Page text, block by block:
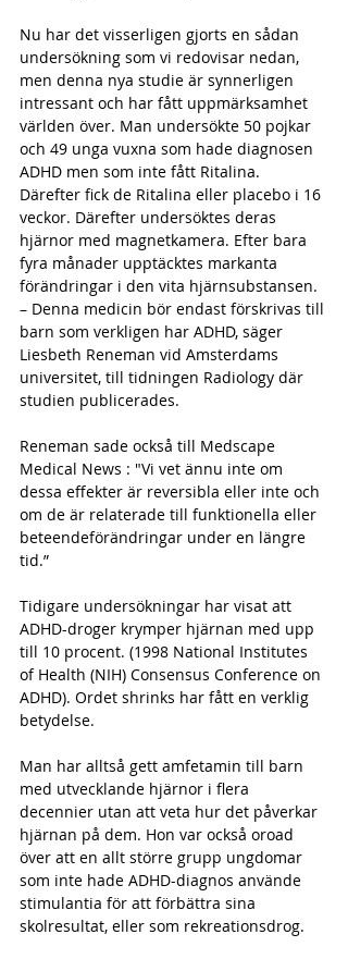
Nu har det visserligen gjorts en sådan
undersökning som vi redovisar nedan,
men denna nya studie är synnerligen
intressant och har fått uppmärksamhet
världen över. Man undersökte 50 pojkar
och 49 unga vuxna som hade diagnosen
ADHD men som inte fått Ritalina.
Därefter fick de Ritalina eller placebo i 16
veckor. Därefter undersöktes deras
hjärnor med magnetkamera. Efter bara
fyra månader upptäcktes markanta
förändringar i den vita hjärnsubstansen.
– Denna medicin bör endast förskrivas till
barn som verkligen har ADHD, säger
Liesbeth Reneman vid Amsterdams
universitet, till tidningen Radiology där
studien publicerades.
Reneman sade också till Medscape
Medical News : "Vi vet ännu inte om
dessa effekter är reversibla eller inte och
om de är relaterade till funktionella eller
beteendeförändringar under en längre
tid.”
Tidigare undersökningar har visat att
ADHD-droger krymper hjärnan med upp
till 10 procent. (1998 National Institutes
of Health (NIH) Consensus Conference on
ADHD). Ordet shrinks har fått en verklig
betydelse.
Man har alltså gett amfetamin till barn
med utvecklande hjärnor i flera
decennier utan att veta hur det påverkar
hjärnan på dem. Hon var också oroad
över att en allt större grupp ungdomar
som inte hade ADHD-diagnos använde
stimulantia för att förbättra sina
skolresultat, eller som rekreationsdrog.